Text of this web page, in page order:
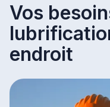
Vos
endroit